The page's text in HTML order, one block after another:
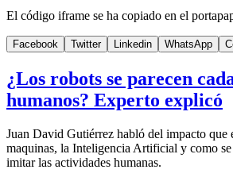
El código iframe se ha copiado en el
Facebook Twitter Linkedin WhatsApp
¿Los robots se parecen
humanos? Experto explicó
Juan David Gutiérrez habló del impacto que
maquinas, la Inteligencia Artificial y como se
imitar las actividades humanas.